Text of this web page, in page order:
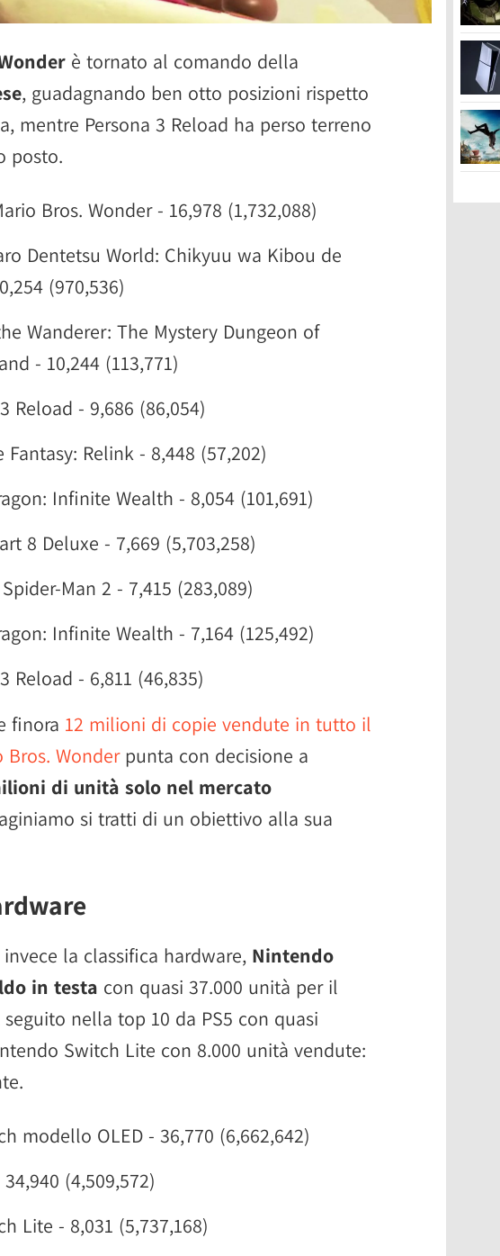
è tornato al comando della
, guadagnando ben otto posizioni rispetto
mentre Persona 3 Reload ha perso terreno
posto.
Bros. Wonder - 16,978 (1,732,088)
Dentetsu World: Chikyuu wa Kibou de
(970,536)
Wanderer: The Mystery Dungeon of
- 10,244 (113,771)
Reload - 9,686 (86,054)
Fantasy: Relink - 8,448 (57,202)
Infinite Wealth - 8,054 (101,691)
8 Deluxe - 7,669 (5,703,258)
Man 2 - 7,415 (283,089)
Infinite Wealth - 7,164 (125,492)
Reload - 6,811 (46,835)
finora 12 milioni di copie vendute in tutto il
Bros. Wonderpunta con decisione a
di unità solo nel mercato
si tratti di un obiettivo alla sua
la classifica hardware, Nintendo
in testa con quasi 37.000 unità per il
nella top 10 da PS5 con quasi
Switch Lite con 8.000 unità vendute:
modello OLED - 36,770 (6,662,642)
(4,509,572)
Lite - 8,031 (5,737,168)